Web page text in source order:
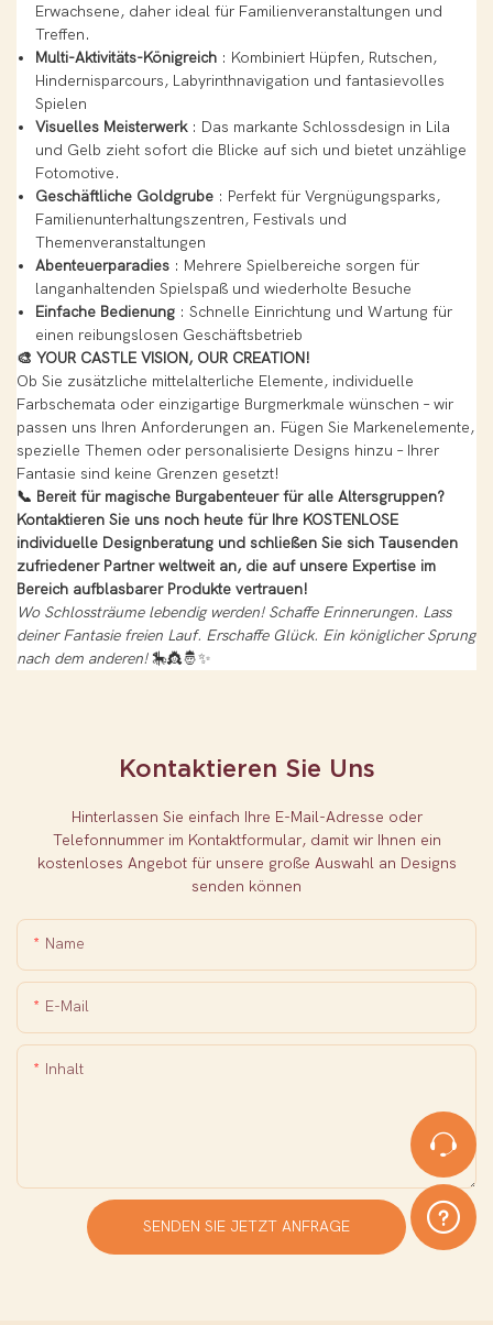
Erwachsene, daher ideal für Familienveranstaltungen und
Treffen.
Multi-Aktivitäts-Königreich: Kombiniert Hüpfen, Rutschen,
Hindernisparcours, Labyrinthnavigation und fantasievolles
Spielen
Visuelles Meisterwerk: Das markante Schlossdesign in Lila
und Gelb zieht sofort die Blicke auf sich und bietet unzählige
Fotomotive.
Geschäftliche Goldgrube: Perfekt für Vergnügungsparks,
Familienunterhaltungszentren, Festivals und
Themenveranstaltungen
Abenteuerparadies: Mehrere Spielbereiche sorgen für
langanhaltenden Spielspaß und wiederholte Besuche
Einfache Bedienung: Schnelle Einrichtung und Wartung für
einen reibungslosen Geschäftsbetrieb
🎨 YOUR CASTLE VISION, OUR CREATION!
Ob Sie zusätzliche mittelalterliche Elemente, individuelle
Farbschemata oder einzigartige Burgmerkmale wünschen – wir
passen uns Ihren Anforderungen an. Fügen Sie Markenelemente,
spezielle Themen oder personalisierte Designs hinzu – Ihrer
Fantasie sind keine Grenzen gesetzt!
📞 Bereit für magische Burgabenteuer für alle Altersgruppen?
Kontaktieren Sie uns noch heute für Ihre KOSTENLOSE
individuelle Designberatung und schließen Sie sich Tausenden
zufriedener Partner weltweit an, die auf unsere Expertise im
Bereich aufblasbarer Produkte vertrauen!
Wo Schlossträume lebendig werden! Schaffe Erinnerungen. Lass
deiner Fantasie freien Lauf. Erschaffe Glück. Ein königlicher Sprung
nach dem anderen!🎠👸🤴✨
Kontaktieren Sie Uns
Hinterlassen Sie einfach Ihre E-Mail-Adresse oder
Telefonnummer im Kontaktformular, damit wir Ihnen ein
kostenloses Angebot für unsere große Auswahl an Designs
senden können
Name
E-Mail
Inhalt
SENDEN SIE JETZT ANFRAGE